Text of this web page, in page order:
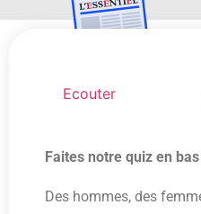
Ecouter
Faites notre quiz en
Des hommes, des